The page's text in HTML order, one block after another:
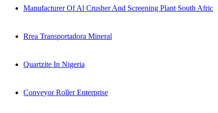
Manufacturer Of Al Crusher And Screening Plant South Afric
Rrea Transportadora Mineral
Quartzite In Nigeria
Conveyor Roller Enterprise